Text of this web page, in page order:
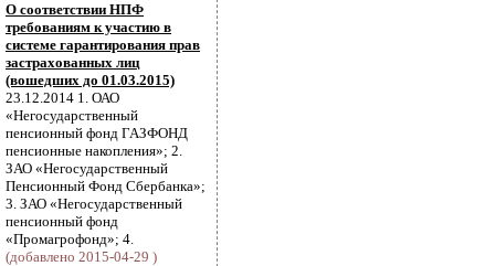
О соответствии НПФ
требованиям к участию в
системе гарантирования прав
застрахованных лиц
(вошедших до 01.03.2015)
23.12.2014 1. ОАО
«Негосударственный
пенсионный фонд ГАЗФОНД
пенсионные накопления»; 2.
ЗАО «Негосударственный
Пенсионный Фонд Сбербанка»;
3. ЗАО «Негосударственный
пенсионный фонд
«Промагрофонд»; 4.
(добавлено 2015-04-29 )